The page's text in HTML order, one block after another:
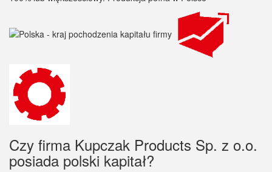
Czy firma Kupczak Products Sp. z o.o.
posiada polski kapitał?